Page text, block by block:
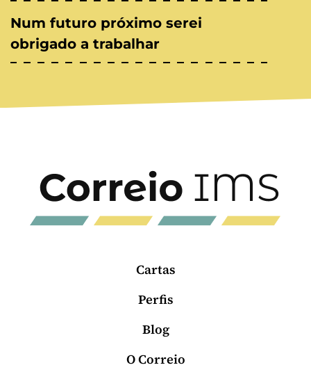
Num futuro próximo serei
obrigado a trabalhar
Cartas
Perfis
Blog
O Correio